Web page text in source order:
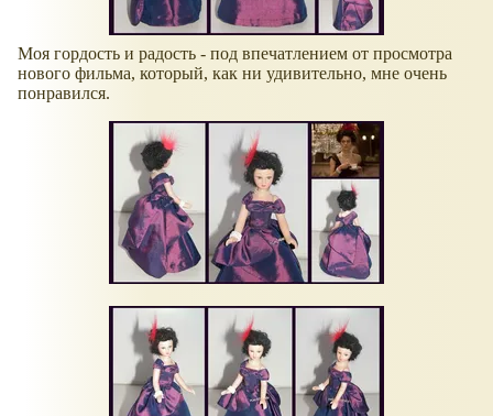
Моя гордость и радость - под впечатлением от просмотра
нового фильма, который, как ни удивительно, мне очень
понравился.